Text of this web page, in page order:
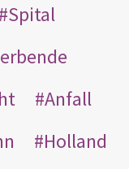
Spital
Anfall
Holland